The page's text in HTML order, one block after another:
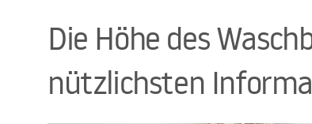
Duschtüren
Duschwannen
Die Höhe des
nützlichsten